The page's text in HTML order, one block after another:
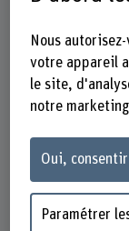
Travail Social
Institut(s)
Soins infirmiers
Organisation
Nous
votre appareil
le site,
notre marketing
Oui,
Paramétrer